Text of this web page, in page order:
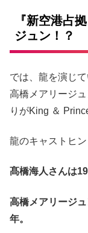
『新空港占
ジュン！？
では、龍を演じ
高橋メアリージ
りがKing ＆
龍のキャストヒン
髙橋海人さんは
高橋メアリージ
年。